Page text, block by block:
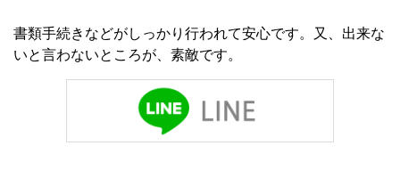
書類手続きなどがしっかり行われて安心です。又、出来な
いと言わないところが、素敵です。